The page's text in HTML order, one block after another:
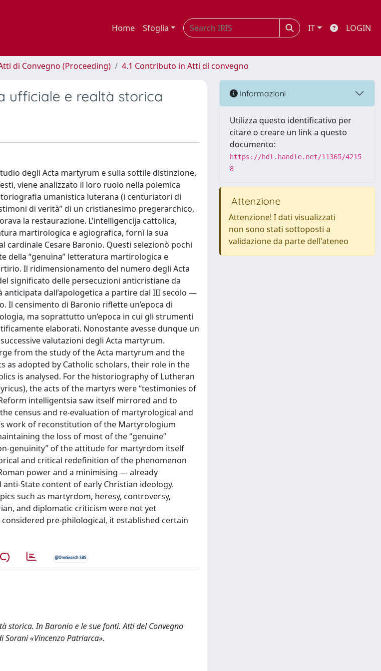
Home Sfoglia IT LOGIN
di Convegno (Proceeding) 4.1 Contributo in Atti di convegno
ufficiale e realtà storica
degli Acta martyrum e sulla sottile distinzione,
viene analizzato il loro ruolo nella polemica
umanistica luterana (i centuriatori di
di verità” di un cristianesimo pregerarchico,
la restaurazione. L’intelligencija cattolica,
martirologica e agiografica, fornì la sua
Cesare Baronio. Questi selezionò pochi
della “genuina” letteratura martirologica e
Il ridimensionamento del numero degli Acta
significato delle persecuzioni anticristiane da
dall’apologetica a partire dal III secolo —
Il censimento di Baronio riflette un’epoca di
ma soprattutto un’epoca in cui gli strumenti
elaborati. Nonostante avesse dunque un
valutazioni degli Acta martyrum.
from the study of the Acta martyrum and the
as adopted by Catholic scholars, their role in the
is analysed. For the historiography of Lutheran
the acts of the martyrs were “testimonies of
intelligentsia saw itself mirrored and to
census and re-evaluation of martyrological and
work of reconstitution of the Martyrologium
the loss of most of the “genuine”
genuinity” of the attitude for martyrdom itself
and critical redefinition of the phenomenon
power and a minimising — already
State content of early Christian ideology.
such as martyrdom, heresy, controversy,
and diplomatic criticism were not yet
pre-philological, it established certain
storica. In Baronio e le sue fonti. Atti del Convegno
«Vincenzo Patriarca».
Informazioni
Utilizza questo identificativo per
citare o creare un link a questo
documento:
https://hdl.handle.net/11365/4215
8
Attenzione
Attenzione! I dati visualizzati
non sono stati sottoposti a
validazione da parte dell'ateneo